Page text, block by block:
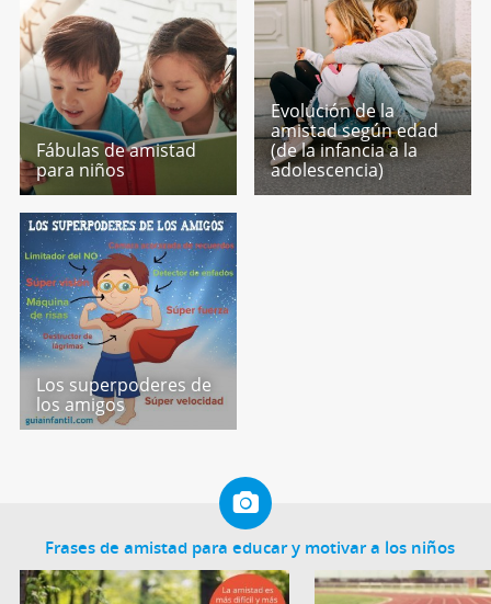
Fábulas de amistad
para niños
Evolución de la
amistad según edad
(de la infancia a la
adolescencia)
Los superpoderes de
los amigos
Frases de amistad para educar y motivar a los niños